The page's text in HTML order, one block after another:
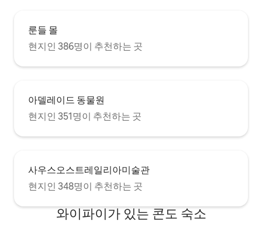
룬들 몰
현지인 386명이 추천하는 곳
아델레이드 동물원
현지인 351명이 추천하는 곳
사우스오스트레일리아미술관
현지인 348명이 추천하는 곳
와이파이가 있는 콘도 숙소